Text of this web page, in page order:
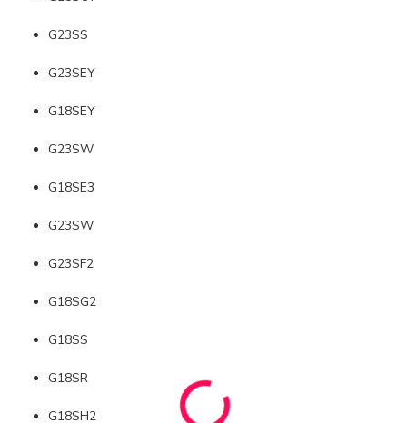
G23SS
G23SEY
G18SEY
G23SW
G18SE3
G23SW
G23SF2
G18SG2
G18SS
G18SR
G18SH2